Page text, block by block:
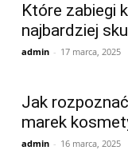
Które zabiegi
najbardziej
admin - 17 marca, 2025
Jak
marek
admin - 16 marca, 2025